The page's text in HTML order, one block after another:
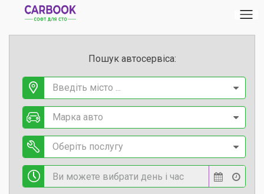
Пошук автосервіса:
Введіть місто ...
Марка авто
Оберіть послугу